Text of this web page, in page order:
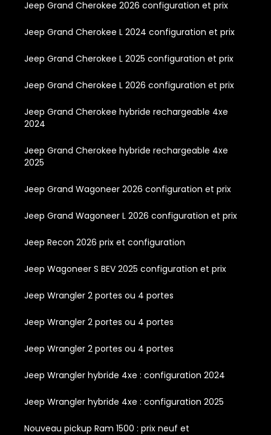
Jeep Grand Cherokee 2026 configuration et prix
Jeep Grand Cherokee L 2024 configuration et prix
Jeep Grand Cherokee L 2025 configuration et prix
Jeep Grand Cherokee L 2026 configuration et prix
Jeep Grand Cherokee hybride rechargeable 4xe
2024
Jeep Grand Cherokee hybride rechargeable 4xe
2025
Jeep Grand Wagoneer 2026 configuration et prix
Jeep Grand Wagoneer L 2026 configuration et prix
Jeep Recon 2026 prix et configuration
Jeep Wagoneer S BEV 2025 configuration et prix
Jeep Wrangler 2 portes ou 4 portes
Jeep Wrangler 2 portes ou 4 portes
Jeep Wrangler 2 portes ou 4 portes
Jeep Wrangler hybride 4xe : configuration 2024
Jeep Wrangler hybride 4xe : configuration 2025
Nouveau pickup Ram 1500 : prix neuf et